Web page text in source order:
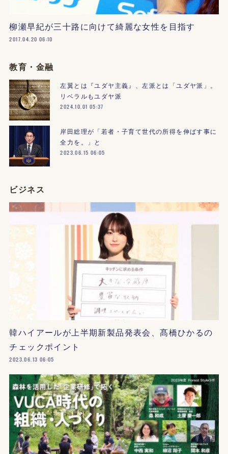
柳瀬早紀が三十路に向けて綺麗な女性を目指す
2017.04.20 06:10
教育・金融
左翼とは『ユダヤ主義』、左派とは「ユダヤ派」。
リベラルもユダヤ派
2024.10.01 05:37
岸田総理が「若者・子育て世代の所得を伸ばす事に
全力を。」と
2023.06.15 06:05
ビジネス
韓ハイアールが上半期新製品発表会、髙橋ひかるの
チェックポイント
2023.06.13 06:05